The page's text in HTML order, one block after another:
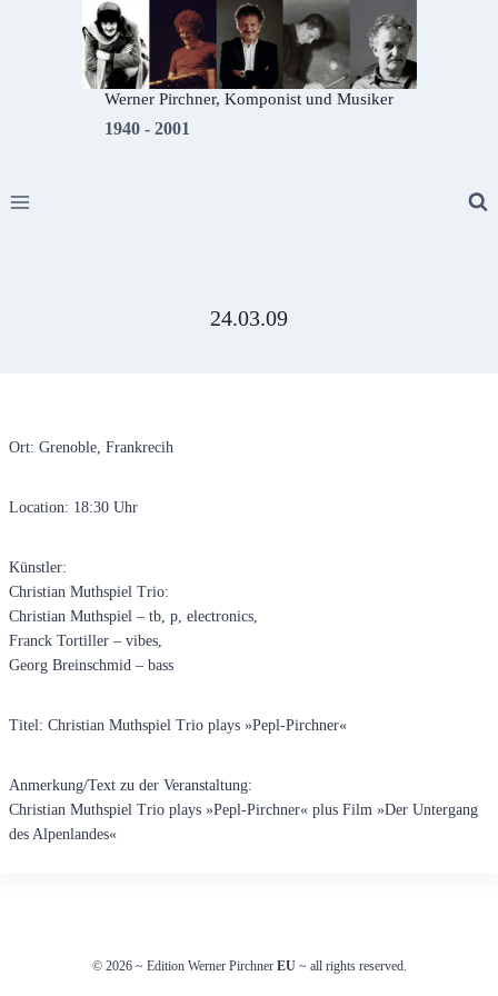
Werner Pirchner, Komponist und Musiker
1940 - 2001
24.03.09
Ort: Grenoble, Frankrecih
Location: 18:30 Uhr
Künstler:
Christian Muthspiel Trio:
Christian Muthspiel – tb, p, electronics,
Franck Tortiller – vibes,
Georg Breinschmid – bass
Titel: Christian Muthspiel Trio plays »Pepl-Pirchner«
Anmerkung/Text zu der Veranstaltung:
Christian Muthspiel Trio plays »Pepl-Pirchner« plus Film »Der Untergang
des Alpenlandes«
© 2026 ~ Edition Werner Pirchner EU ~ all rights reserved.